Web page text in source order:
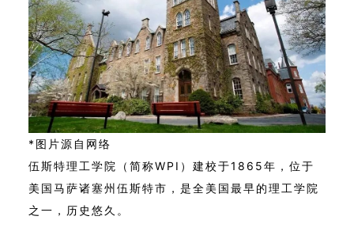
*图片源自网络
伍斯特理工学院（简称WPI）建校于1865年，位于
美国马萨诸塞州伍斯特市，是全美国最早的理工学院
之一，历史悠久。